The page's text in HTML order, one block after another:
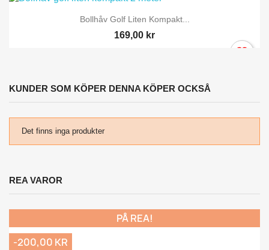
Bollhåv Golf Liten Kompakt...
169,00 kr
KUNDER SOM KÖPER DENNA KÖPER OCKSÅ
Det finns inga produkter
REA VAROR
PÅ REA!
-200,00 KR